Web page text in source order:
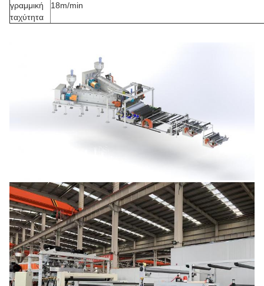
γραμμική
ταχύτητα
18m/min